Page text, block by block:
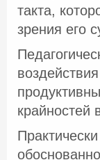
такта,
зрения его
крайностей